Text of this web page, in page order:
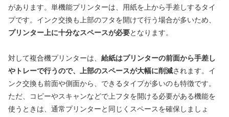
があります。単機能プリンターは、用紙を上から手差しするタイ
プです。インク交換も上部のフタを開けて行う場合が多いため、
プリンター上に十分なスペースが必要となります。
対して複合機プリンターは、 給紙はプリンターの前面から手差し
やトレーで行うので、上部のスペースが大幅に削減されます。イ
ンク交換も前面や側面から、できるタイプが多いのも特徴です。
ただ、コピーやスキャンなどで上フタを開ける必要がある機能を
使うときは、通常プリンターと同じくスペースを確保しましょ